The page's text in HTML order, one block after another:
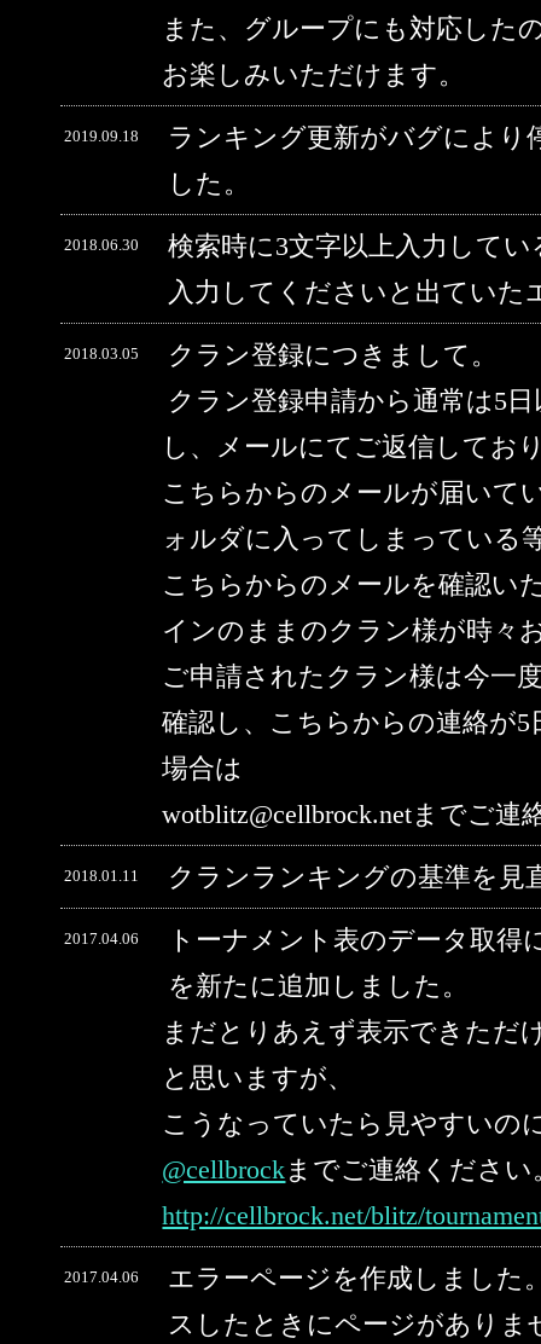
また、グループにも対応した
お楽しみいただけます。
2019.09.18
ランキング更新がバグにより
した。
2018.06.30
検索時に3文字以上入力して
入力してくださいと出ていた
2018.03.05
クラン登録につきまして。
クラン登録申請から通常は5
し、メールにてご返信してお
こちらからのメールが届いて
ォルダに入ってしまっている
こちらからのメールを確認い
インのままのクラン様が時々
ご申請されたクラン様は今一
確認し、こちらからの連絡が
場合は
wotblitz@cellbrock.netまでご連
2018.01.11 クランランキングの基準を見
2017.04.06
トーナメント表のデータ取
を新たに追加しました。
まだとりあえず表示できただ
と思いますが、
こうなっていたら見やすいの
@cellbrockまでご連絡ください
http://cellbrock.net/blitz/
2017.04.06
エラーページを作成しました
スしたときにページがありま